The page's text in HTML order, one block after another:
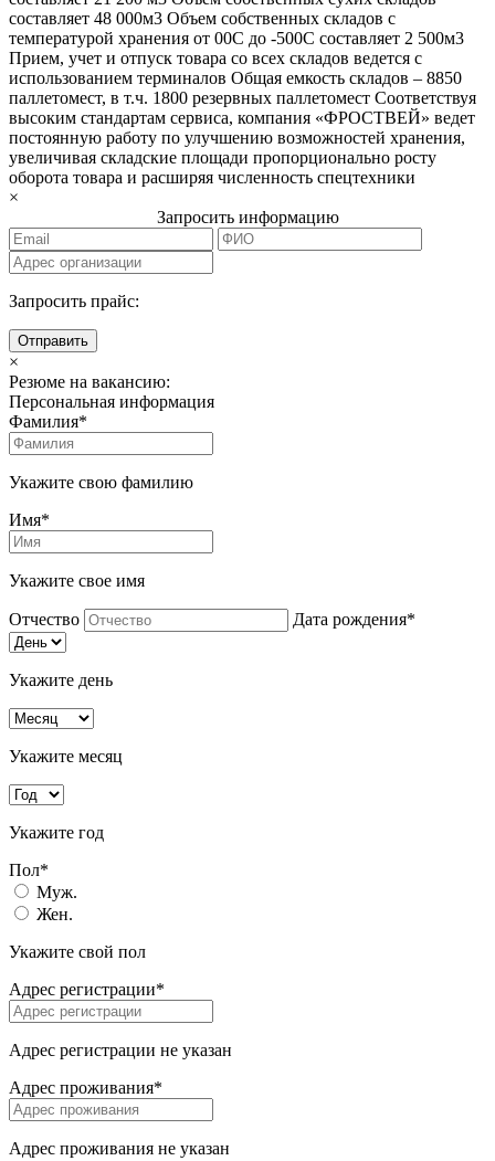
составляет 48 000м3 Объем собственных складов с
температурой хранения от 00С до -500С составляет 2 500м3
Прием, учет и отпуск товара со всех складов ведется с
использованием терминалов Общая емкость складов – 8850
паллетомест, в т.ч. 1800 резервных паллетомест Соответствуя
высоким стандартам сервиса, компания «ФРОСТВЕЙ» ведет
постоянную работу по улучшению возможностей хранения,
увеличивая складские площади пропорционально росту
оборота товара и расширяя численность спецтехники
×
Запросить информацию
Запросить прайс:
Отправить
×
Резюме на вакансию:
Персональная информация
Фамилия*
Укажите свою фамилию
Имя*
Укажите свое имя
Отчество Дата рождения*
Укажите день
Укажите месяц
Укажите год
Пол*
Муж.
Жен.
Укажите свой пол
Адрес регистрации*
Адрес регистрации не указан
Адрес проживания*
Адрес проживания не указан